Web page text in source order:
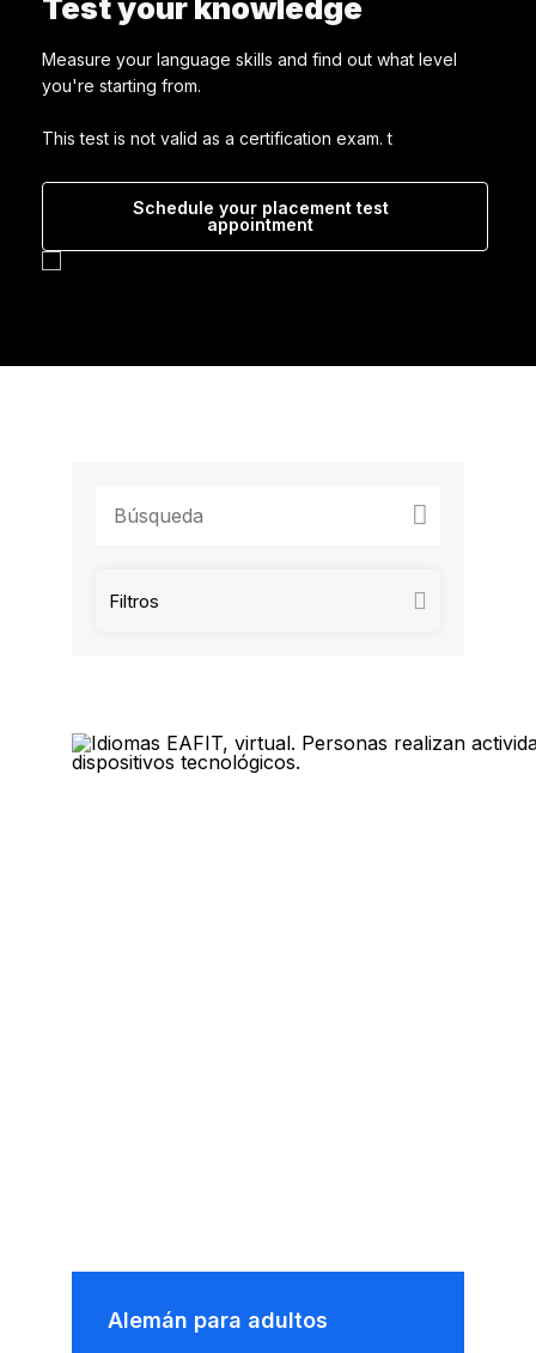
Test your knowledge
Measure your language skills and find out what level
you're starting from.
This test is not valid as a certification exam. t
Schedule your placement test
appointment
Filtros
Alemán para adultos